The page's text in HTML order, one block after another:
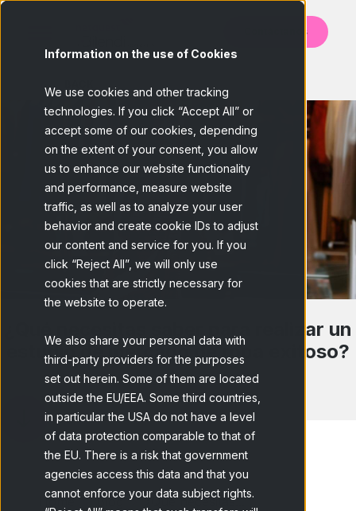
Information on the use of Cookies
We use cookies and other tracking
technologies. If you click “Accept All” or
accept some of our cookies, depending
on the extent of your consent, you allow
us to enhance our website functionality
and performance, measure website
traffic, as well as to analyze your user
behavior and create cookie IDs to adjust
our content and service for you. If you
click “Reject All”, we will only use
cookies that are strictly necessary for
the website to operate.
We also share your personal data with
third-party providers for the purposes
set out herein. Some of them are located
outside the EU/EEA. Some third countries,
in particular the USA do not have a level
of data protection comparable to that of
the EU. There is a risk that government
agencies access this data and that you
cannot enforce your data subject rights.
Contáctanos
¿Qué necesitas saber para realizar un
estudio de mercado de ropa exitoso?
Home Blog ¿Qué necesitas...